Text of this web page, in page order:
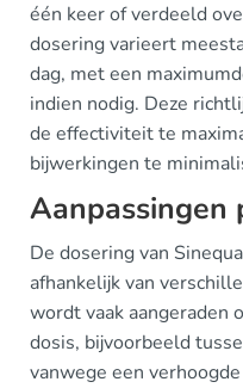
één keer of verdeeld
dosering varieert
dag, met een
indien nodig. Deze
de effectiviteit te
bijwerkingen te
De dosering van
afhankelijk van
wordt vaak aangeraden
dosis, bijvoorbeeld
vanwege een